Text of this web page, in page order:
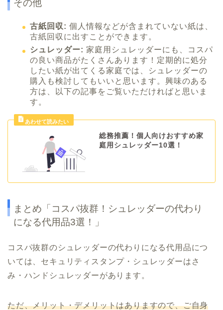
その他
古紙回収: 個人情報などが含まれていない紙は、
古紙回収に出すことができます。
シュレッダー: 家庭用シュレッダーにも、コスパ
の良い商品がたくさんあります！定期的に処分
したい紙が出てくる家庭では、シュレッダーの
購入も検討してもいいと思います。興味のある
方は、以下の記事をご覧いただければと思いま
す。
総務推薦！個人向けおすすめ家
庭用シュレッダー10選！
まとめ「コスパ抜群！シュレッダーの代わり
になる代用品3選！」
コスパ抜群のシュレッダーの代わりになる代用品につ
いては、セキュリティスタンプ・シュレッダーはさ
み・ハンドシュレッダーがあります。
ただ、メリット・デメリットはありますので、ご自身